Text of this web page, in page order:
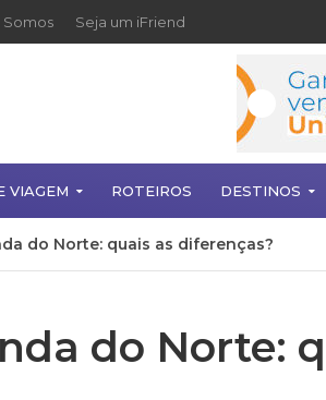
Seja um iFriend
VIAGEM ROTEIROS DESTINOS
do Norte: quais as diferenças?
do Norte: